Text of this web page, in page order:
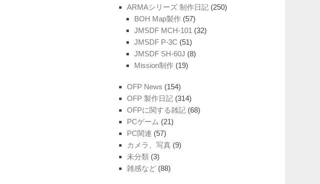
ARMAシリーズ 制作日記 (250)
BOH Map製作 (57)
JMSDF MCH-101 (32)
JMSDF P-3C (51)
JMSDF SH-60J (8)
Mission制作 (19)
OFP News (154)
OFP 製作日記 (314)
OFPに関する雑記 (68)
PCゲーム (21)
PC関連 (57)
カメラ、写真 (9)
未分類 (3)
雑感など (88)